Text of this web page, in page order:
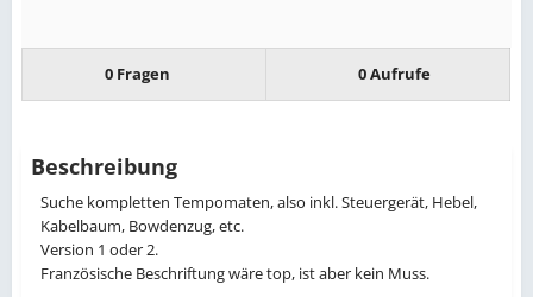
0 Fragen 0 Aufrufe
Beschreibung
Suche kompletten Tempomaten, also inkl. Steuergerät, Hebel,
Kabelbaum, Bowdenzug, etc.
Version 1 oder 2.
Französische Beschriftung wäre top, ist aber kein Muss.